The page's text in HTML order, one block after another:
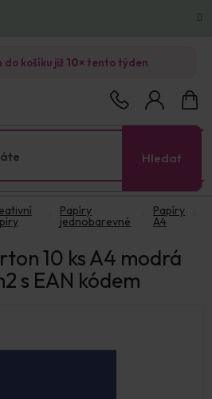
košíku již 10× tento týden
Hledat
košík
Papíry
jednobarevné
Papíry
A4
10 ks A4 modrá
s EAN kódem